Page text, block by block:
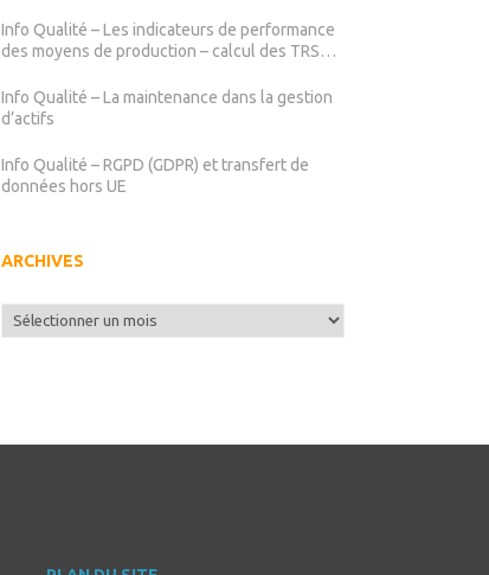
Info Qualité – Les indicateurs de performance
des moyens de production – calcul des TRS
Info Qualité – La maintenance dans la gestion
d’actifs
Info Qualité – RGPD (GDPR) et transfert de
données hors UE
ARCHIVES
Archives